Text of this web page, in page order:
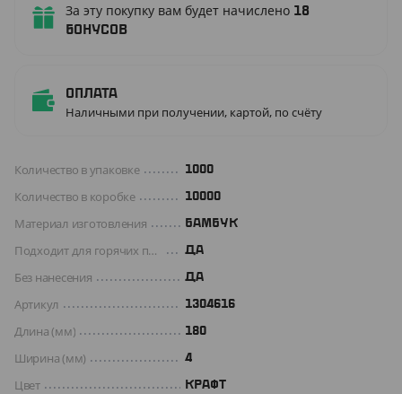
За эту покупку вам будет начислено 18
бонусов
Оплата
Наличными при получении, картой, по счёту
Количество в упаковке 1000
Количество в коробке 10000
Материал изготовления БАМБУК
Подходит для горячих продуктов ДА
Без нанесения ДА
Артикул 1304616
Длина (мм) 180
Ширина (мм) 4
Цвет КРАФТ